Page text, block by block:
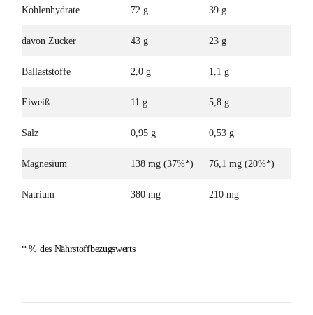
Kohlenhydrate 72 g 39 g
davon Zucker 43 g 23 g
Ballaststoffe 2,0 g 1,1 g
Eiweiß 11 g 5,8 g
Salz 0,95 g 0,53 g
Magnesium 138 mg (37%*) 76,1 mg (20%*)
Natrium 380 mg 210 mg
* % des Nährstoffbezugswerts